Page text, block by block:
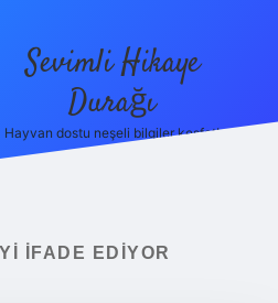
Sevimli Hikaye
Durağı
Hayvan dostu neşeli bilgiler keşfet!
IFADE EDIYOR